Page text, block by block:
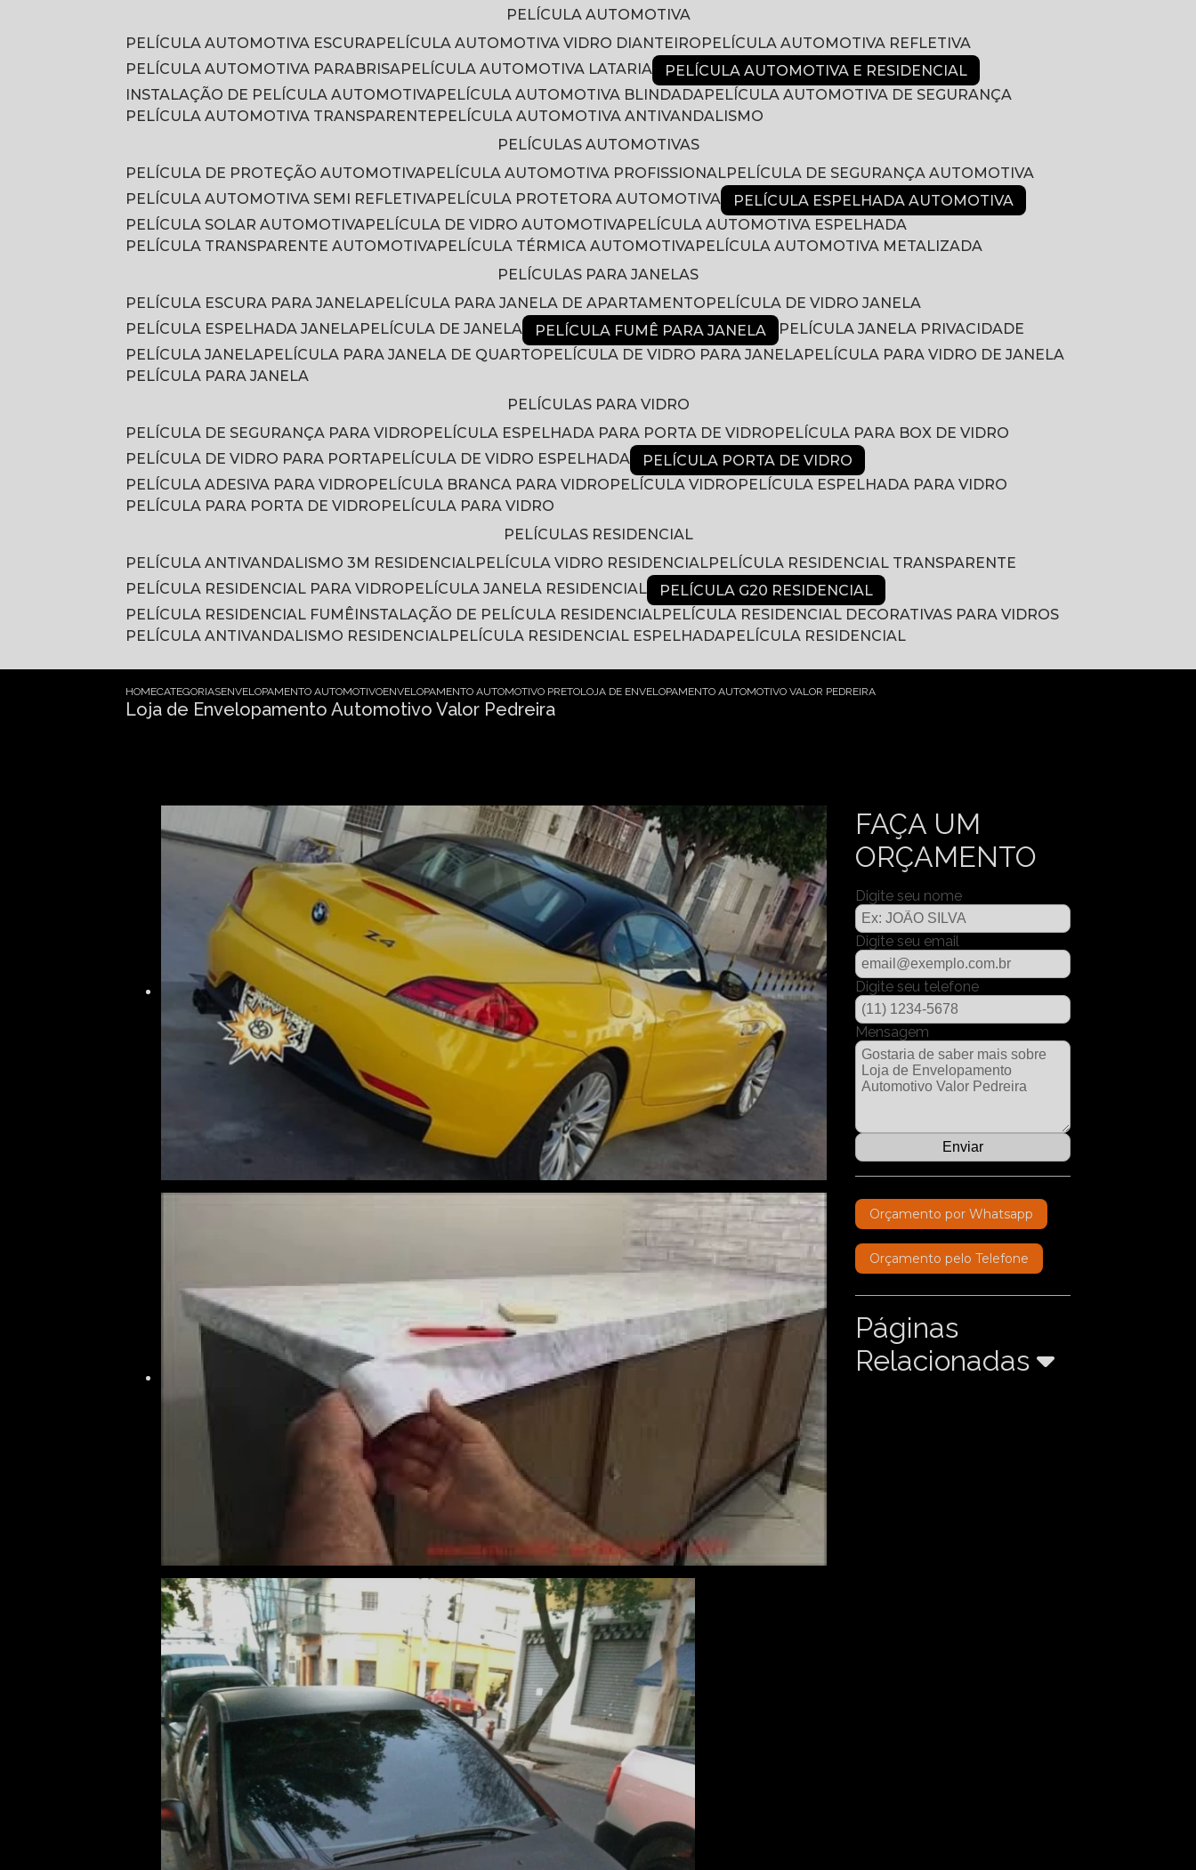
PELÍCULA AUTOMOTIVA
PELÍCULA AUTOMOTIVA ESCURA
PELÍCULA AUTOMOTIVA VIDRO DIANTEIRO
PELÍCULA AUTOMOTIVA REFLETIVA
PELÍCULA AUTOMOTIVA PARABRISA
PELÍCULA AUTOMOTIVA LATARIA
PELÍCULA AUTOMOTIVA E RESIDENCIAL
INSTALAÇÃO DE PELÍCULA AUTOMOTIVA
PELÍCULA AUTOMOTIVA BLINDADA
PELÍCULA AUTOMOTIVA DE SEGURANÇA
PELÍCULA AUTOMOTIVA TRANSPARENTE
PELÍCULA AUTOMOTIVA ANTIVANDALISMO
PELÍCULAS AUTOMOTIVAS
PELÍCULA DE PROTEÇÃO AUTOMOTIVA
PELÍCULA AUTOMOTIVA PROFISSIONAL
PELÍCULA DE SEGURANÇA AUTOMOTIVA
PELÍCULA AUTOMOTIVA SEMI REFLETIVA
PELÍCULA PROTETORA AUTOMOTIVA
PELÍCULA ESPELHADA AUTOMOTIVA
PELÍCULA SOLAR AUTOMOTIVA
PELÍCULA DE VIDRO AUTOMOTIVA
PELÍCULA AUTOMOTIVA ESPELHADA
PELÍCULA TRANSPARENTE AUTOMOTIVA
PELÍCULA TÉRMICA AUTOMOTIVA
PELÍCULA AUTOMOTIVA METALIZADA
PELÍCULAS PARA JANELAS
PELÍCULA ESCURA PARA JANELA
PELÍCULA PARA JANELA DE APARTAMENTO
PELÍCULA DE VIDRO JANELA
PELÍCULA ESPELHADA JANELA
PELÍCULA DE JANELA PELÍCULA FUMÊ PARA JANELA
PELÍCULA JANELA PRIVACIDADE
PELÍCULA JANELA
PELÍCULA PARA JANELA DE QUARTO PELÍCULA DE VIDRO PARA JANELA
PELÍCULA PARA VIDRO DE JANELA
PELÍCULA PARA JANELA
PELÍCULAS PARA VIDRO
PELÍCULA DE SEGURANÇA PARA VIDRO
PELÍCULA ESPELHADA PARA PORTA DE VIDRO
PELÍCULA PARA BOX DE VIDRO
PELÍCULA DE VIDRO PARA PORTA
PELÍCULA DE VIDRO ESPELHADA
PELÍCULA PORTA DE VIDRO
PELÍCULA ADESIVA PARA VIDRO
PELÍCULA BRANCA PARA VIDRO PELÍCULA VIDRO
PELÍCULA ESPELHADA PARA VIDRO
PELÍCULA PARA PORTA DE VIDRO
PELÍCULA PARA VIDRO
PELÍCULAS RESIDENCIAL
PELÍCULA ANTIVANDALISMO 3M RESIDENCIAL
PELÍCULA VIDRO RESIDENCIAL
PELÍCULA RESIDENCIAL TRANSPARENTE
PELÍCULA RESIDENCIAL PARA VIDRO
PELÍCULA JANELA RESIDENCIAL
PELÍCULA G20 RESIDENCIAL
PELÍCULA RESIDENCIAL FUMÊ INSTALAÇÃO DE PELÍCULA RESIDENCIAL
PELÍCULA RESIDENCIAL DECORATIVAS PARA VIDROS
PELÍCULA ANTIVANDALISMO RESIDENCIAL
PELÍCULA RESIDENCIAL ESPELHADA PELÍCULA RESIDENCIAL
HOMECATEGORIASENVELOPAMENTO AUTOMOTIVOENVELOPAMENTO AUTOMOTIVO PRETOLOJA DE ENVELOPAMENTO AUTOMOTIVO VALOR PEDREIRA
Loja de Envelopamento Automotivo Valor Pedreira
FAÇA UM
ORÇAMENTO
Digite seu nome
Digite seu email
Digite seu telefone
Mensagem
Orçamento por Whatsapp
Orçamento pelo Telefone
Páginas
Relacionadas